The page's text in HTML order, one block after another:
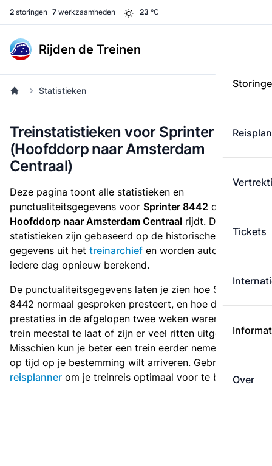
2 storingen 7 werkzaamheden 23 °C
Rijden de Treinen
Tickets
Over
Statistieken
Treinstatistieken voor Sprinter 8442
(Hoofddorp naar Amsterdam
Centraal)
Deze pagina toont alle statistieken en
punctualiteitsgegevens voor Sprinter 8442 dievan
Hoofddorp naar Amsterdam Centraal rijdt. Deze
statistieken zijn gebaseerd op de historische
gegevens uit het treinarchief en worden automatisch
iedere dag opnieuw berekend.
De punctualiteitsgegevens laten je zien hoe Sprinter
8442 normaal gesproken presteert, en hoe de
prestaties in de afgelopen twee weken waren. Is deze
trein meestal te laat of zijn er veel ritten uitgevallen?
Misschien kun je beter een trein eerder nemen als je
op tijd op je bestemming wilt arriveren. Gebruik de
reisplanner om je treinreis optimaal voor te bereiden.